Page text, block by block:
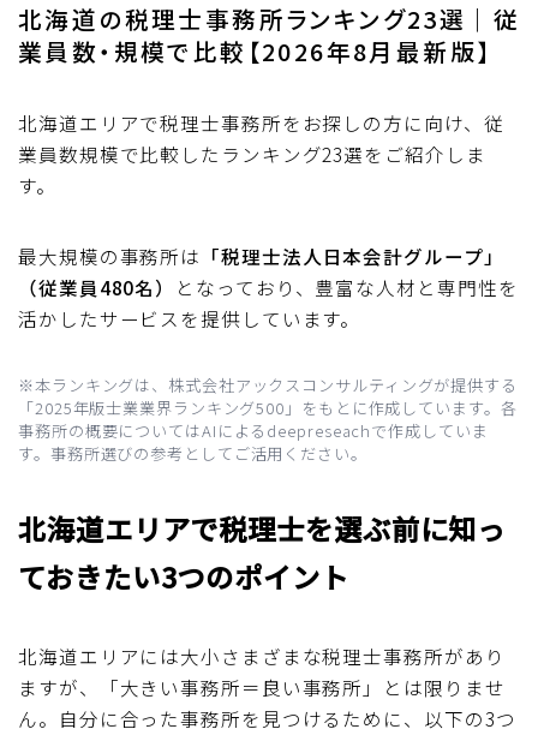
北海道の税理士事務所ランキング23選｜従
業員数・規模で比較【2026年8月最新版】
北海道エリアで税理士事務所をお探しの方に向け、従
業員数規模で比較したランキング23選をご紹介しま
す。
最大規模の事務所は 「税理士法人日本会計グループ」
（従業員480名）
となっており、豊富な人材と専門性を
活かしたサービスを提供しています。
※本ランキングは、株式会社アックスコンサルティングが提供する
「2025年版士業業界ランキング500」をもとに作成しています。各
事務所の概要についてはAIによるdeepreseachで作成していま
す。事務所選びの参考としてご活用ください。
北海道エリアで税理士を選ぶ前に知っ
ておきたい3つのポイント
北海道エリアには大小さまざまな税理士事務所があり
ますが、「大きい事務所＝良い事務所」とは限りませ
ん。自分に合った事務所を見つけるために、以下の3つ